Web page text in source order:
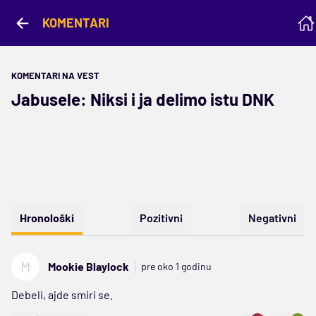
KOMENTARI
KOMENTARI NA VEST
Jabusele: Niksi i ja delimo istu DNK
Hronološki Pozitivni Negativni
M Mookie Blaylock pre oko 1 godinu
Debeli, ajde smiri se.